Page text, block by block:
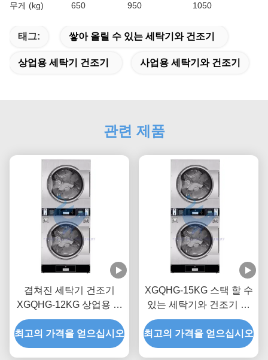
무게 (kg)
650 950 1050
태그: 쌓아 올릴 수 있는 세탁기와 건조기
상업용 세탁기 건조기 사업용 세탁기와 건조기
관련 제품
겹쳐진 세탁기 건조기
XGQHG-12KG 상업용 세
탁기 건조기 52rpm
최고의 가격을 얻으십시오
XGQHG-15KG 스택 할 수
있는 세탁기와 건조기 상
업용 세탁기 건조기
최고의 가격을 얻으십시오